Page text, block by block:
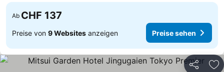
Ab CHF 137
Preise von 9 Websites anzeigen Preise sehen
Teilen